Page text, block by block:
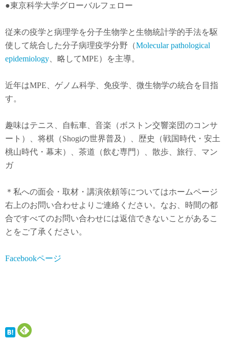
●東京科学大学グローバルフェロー
従来の疫学と病理学を分子生物学と生物統計学的手法を駆
使して統合した分子病理疫学分野（Molecular pathological
epidemiology 、略してMPE）を主導。
近年はMPE 、ゲノム科学、免疫学、微生物学の統合を目指
す。
趣味はテニス、自転車、音楽（ボストン交響楽団のコンサ
ート）、将棋（Shogiの世界普及）、歴史（戦国時代・安土
桃山時代・幕末）、茶道（飲む専門）、散歩、旅行、マン
ガ
＊私への面会・取材・講演依頼等についてはホームページ
右上のお問い合わせよりご連絡ください。なお、時間の都
合ですべてのお問い合わせには返信できないことがあるこ
とをご了承ください。
Facebookページ